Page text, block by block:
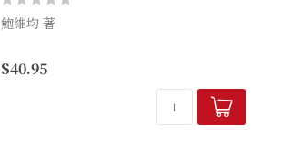
鮑維均 著
穌基督的事蹟與言行，可謂「一個耶穌，各
自表述」。我們可否單單以歷史或傳記的角
度來認識耶穌基督？路加筆下的...
$40.95